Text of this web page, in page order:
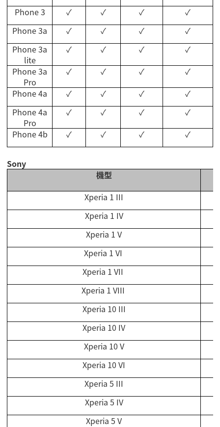
Phone 3
✓ ✓ ✓
✓
Phone 3a
✓ ✓ ✓
✓
Phone 3a
lite
✓ ✓ ✓
✓
Phone 3a
Pro
✓ ✓ ✓
✓
Phone 4a
✓ ✓ ✓
✓
Phone 4a
Pro
✓ ✓ ✓
✓
Phone 4b
✓ ✓ ✓ ✓
Sony
機型
Xperia 1 III
Xperia 1 IV
Xperia 1 V
Xperia 1 VI
Xperia 1 VII
Xperia 1 VIII
Xperia 10 III
Xperia 10 IV
Xperia 10 V
Xperia 10 VI
Xperia 5 III
Xperia 5 IV
Xperia 5 V